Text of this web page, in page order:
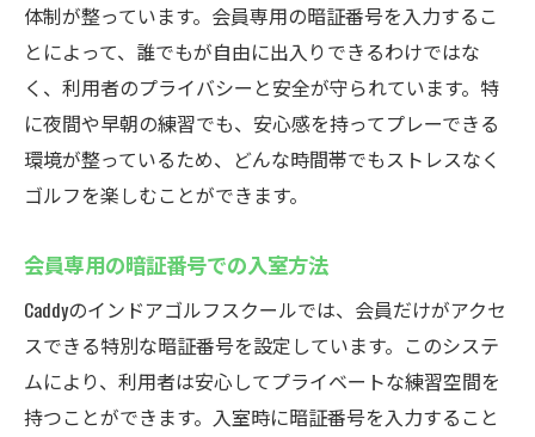
厚木市のゴルフ愛好者が集う理由
セコムの見守りシステムで安心！Caddyのインド
アゴルフ
24時間警備の効果とは
安心してプレーできる環境作り
セキュリティ対策の具体例
厚木市での安心安全なスポーツ施設探し
家族で楽しむための安全対策
24時間営業のCaddyでいつでも快適にインドアゴ
ルフ練習
体制が整っています。会員専用の暗証番号を入力するこ
とによって、誰でもが自由に出入りできるわけではな
く、利用者のプライバシーと安全が守られています。特
に夜間や早朝の練習でも、安心感を持ってプレーできる
環境が整っているため、どんな時間帯でもストレスなく
ゴルフを楽しむことができます。
会員専用の暗証番号での入室方法
Caddyのインドアゴルフスクールでは、会員だけがアクセ
スできる特別な暗証番号を設定しています。このシステ
ムにより、利用者は安心してプライベートな練習空間を
持つことができます。入室時に暗証番号を入力すること